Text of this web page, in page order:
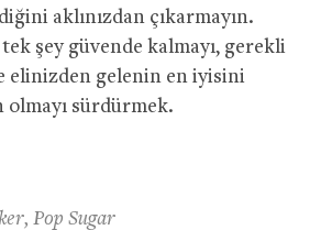
aklınızdan çıkarmayın.
şey güvende kalmayı, gerekli
elinizden gelenin en iyisini
olmayı sürdürmek.
Pop Sugar